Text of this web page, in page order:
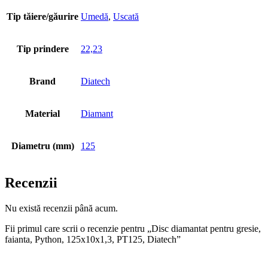
Tip tăiere/găurire Umedă, Uscată
Tip prindere 22,23
Brand Diatech
Material Diamant
Diametru (mm) 125
Recenzii
Nu există recenzii până acum.
Fii primul care scrii o recenzie pentru „Disc diamantat pentru gresie,
faianta, Python, 125x10x1,3, PT125, Diatech”